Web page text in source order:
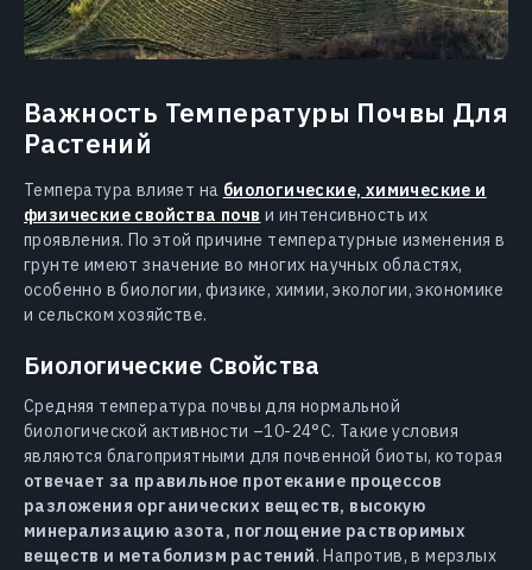
Важность Температуры Почвы Для
Растений
Температура влияет на биологические, химические и
физические свойства почв и интенсивность их
проявления. По этой причине температурные изменения в
грунте имеют значение во многих научных областях,
особенно в биологии, физике, химии, экологии, экономике
и сельском хозяйстве.
Биологические Свойства
Средняя температура почвы для нормальной
биологической активности –10-24°C. Такие условия
являются благоприятными для почвенной биоты, которая
отвечает за правильное протекание процессов
разложения органических веществ, высокую
минерализацию азота, поглощение растворимых
веществ и метаболизм растений. Напротив, в мерзлых